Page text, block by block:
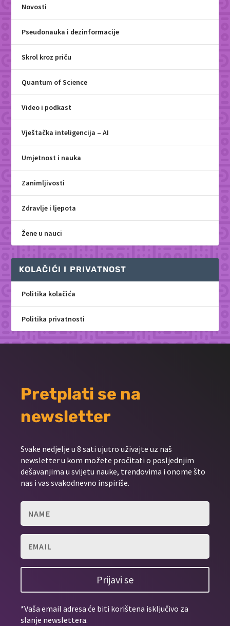
Novosti
Pseudonauka i dezinformacije
Skrol kroz priču
Quantum of Science
Video i podkast
Vještačka inteligencija – AI
Umjetnost i nauka
Zanimljivosti
Zdravlje i ljepota
Žene u nauci
KOLAČIĆI I PRIVATNOST
Politika kolačića
Politika privatnosti
Pretplati se na
newsletter
Svake nedjelje u 8 sati ujutro uživajte uz naš
newsletter u kom možete pročitati o posljednjim
dešavanjima u svijetu nauke, trendovima i onome što
nas i vas svakodnevno inspiriše.
Prijavi se
*Vaša email adresa će biti korištena isključivo za
slanje newslettera.